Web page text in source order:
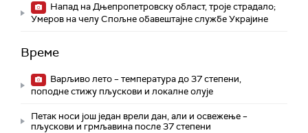
Напад на Дњепропетровску област, троје страдалo;
Умеров на челу Спољне обавештајне службе Украјине
Време
Варљиво лето – температура до 37 степени,
поподне стижу пљускови и локалне олује
Петак носи још један врели дан, али и освежење –
пљускови и грмљавина после 37 степени